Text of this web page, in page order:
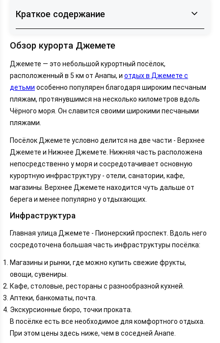
Краткое содержание
Обзор курорта Джемете
Сравнение Джемете и Витязево
Заключение
Обзор курорта Джемете
Джемете — это небольшой курортный посёлок,
расположенный в 5 км от Анапы, и отдых в Джемете с
детьми особенно популярен благодаря широким песчаным
пляжам, протянувшимся на несколько километров вдоль
Чёрного моря. Он славится своими широкими песчаными
пляжами.
Посёлок Джемете условно делится на две части - Верхнее
Джемете и Нижнее Джемете. Нижняя часть расположена
непосредственно у моря и сосредотачивает основную
курортную инфраструктуру - отели, санатории, кафе,
магазины. Верхнее Джемете находится чуть дальше от
берега и менее популярно у отдыхающих.
Инфраструктура
Главная улица Джемете - Пионерский проспект. Вдоль него
сосредоточена большая часть инфраструктуры посёлка:
Магазины и рынки, где можно купить свежие фрукты,
овощи, сувениры.
Кафе, столовые, рестораны с разнообразной кухней.
Аптеки, банкоматы, почта.
Экскурсионные бюро, точки проката.
В посёлке есть все необходимое для комфортного отдыха.
При этом цены здесь ниже, чем в соседней Анапе.